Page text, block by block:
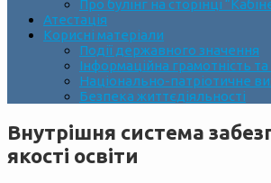
Про булінг на сторінці
Атестація
Корисні матеріали
Події державного значення
Інформаційна грамотність
Національно-патріотичне
Безпека життєдіяльності
Внутрішня система
якості освіти